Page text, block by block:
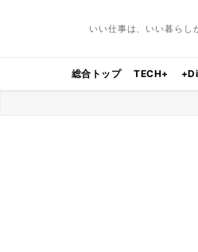
いい仕事は、いい暮らし
総合トップ TECH+